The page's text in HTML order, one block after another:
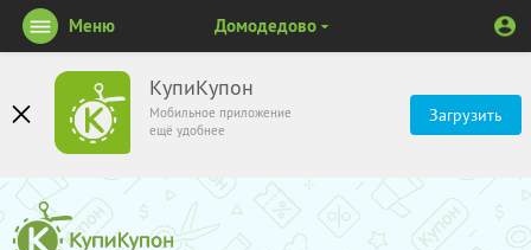
КупиКупон
Мобильное приложение
ещё удобнее
Загрузить
Меню Домодедово